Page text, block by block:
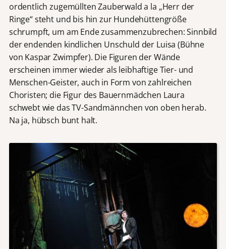
ordentlich zugemüllten Zauberwald a la „Herr der
Ringe“ steht und bis hin zur Hundehüttengröße
schrumpft, um am Ende zusammenzubrechen: Sinnbild
der endenden kindlichen Unschuld der Luisa (Bühne
von Kaspar Zwimpfer). Die Figuren der Wände
erscheinen immer wieder als leibhaftige Tier- und
Menschen-Geister, auch in Form von zahlreichen
Choristen; die Figur des Bauernmädchen Laura
schwebt wie das TV-Sandmännchen von oben herab.
Na ja, hübsch bunt halt.